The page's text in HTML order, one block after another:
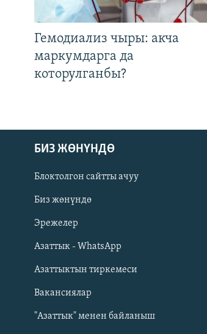
Русский
ОНЛАЙН ШЕРИНЕ
Гемодиализ чыры: акча
маркумдарга да
которулганбы?
БИЗ ЖӨНҮНДӨ
Блоктолгон сайтты ачуу
Биз жөнүндө
Эрежелер
Азаттык - WhatsApp
Азаттыктын тиркемеси
Вакансиялар
"Азаттык" менен байланыш